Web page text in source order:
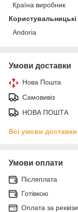
Країна виробник
Andoria
Умови доставки
Нова Пошта
Самовивіз
НОВА ПОШТА
Всі умови доставки
Умови оплати
Післяплата
Готівкою
Оплата за